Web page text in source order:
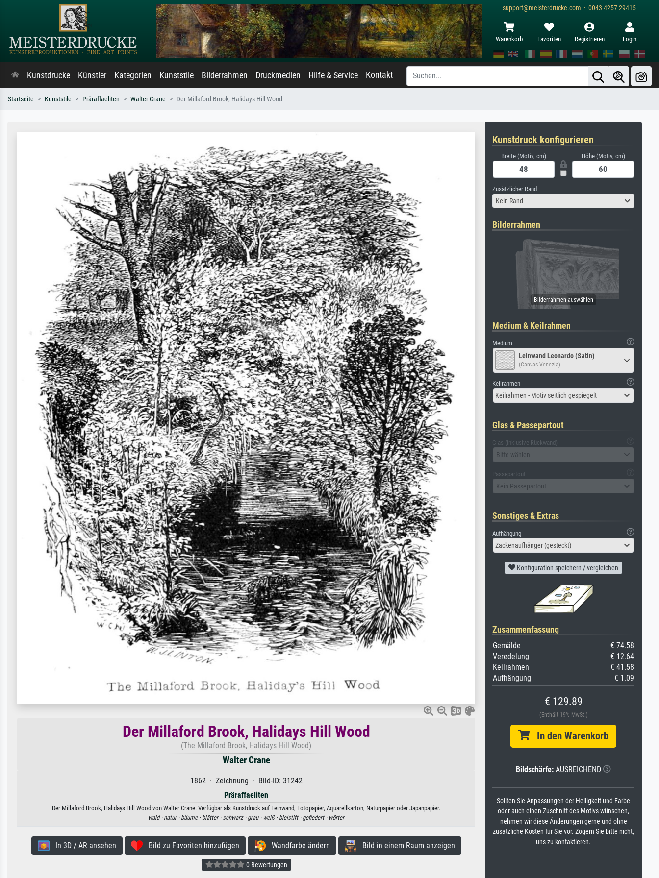
support@meisterdrucke.com · 0043 4257 29415
Warenkorb Favoriten Registrieren Login
Kunstdrucke Künstler Kategorien Kunststile Bilderrahmen Druckmedien Hilfe & Service Kontakt
Startseite Kunststile Präraffaeliten Walter Crane Der Millaford Brook, Halidays Hill Wood
Der Millaford Brook, Halidays Hill Wood
(The Millaford Brook, Halidays Hill Wood)
Walter Crane
1862 · Zeichnung · Bild-ID: 31242
Präraffaeliten
Der Millaford Brook, Halidays Hill Wood von Walter Crane. Verfügbar als Kunstdruck auf Leinwand, Fotopapier, Aquarellkarton, Naturpapier oder Japanpapier.
wald · natur · bäume · blätter · schwarz · grau · weiß · bleistift · gefiedert · wörter
In 3D / AR ansehen Bild zu Favoriten hinzufügen Wandfarbe ändern Bild in einem Raum anzeigen
0 Bewertungen
Kunstdruck konfigurieren
Breite (Motiv, cm) Höhe (Motiv, cm)
Zusätzlicher Rand
Kein Rand
Bilderrahmen
Medium & Keilrahmen
Medium
Leinwand Leonardo (Satin)
(Canvas Venezia)
Keilrahmen
Keilrahmen - Motiv seitlich gespiegelt
Glas & Passepartout
Glas (inklusive Rückwand)
Bitte wählen
Passepartout
Kein Passepartout
Sonstiges & Extras
Aufhängung
Zackenaufhänger (gesteckt)
Konfiguration speichern / vergleichen
Zusammenfassung
Gemälde
€ 74.58
Veredelung
€ 12.64
Keilrahmen
€ 41.58
Aufhängung
€ 1.09
€ 129.89
(Enthält 19% MwSt.)
In den Warenkorb
Bildschärfe: AUSREICHEND
Sollten Sie Anpassungen der Helligkeit und Farbe
oder auch einen Zuschnitt des Motivs wünschen,
nehmen wir diese Änderungen gerne und ohne
zusätzliche Kosten für Sie vor. Zögern Sie bitte nicht,
uns zu kontaktieren.